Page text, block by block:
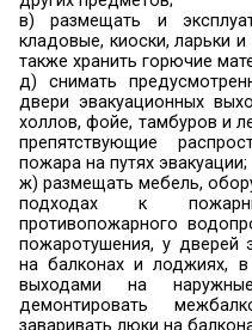
организации
1.3.1. На объекте
(50 и более
местами на этаже
эвакуации людей
эвакуации должны
12.4.026-2015 и ГОСТ
1.3.2. На объекте с
инструкции
о действиях
пожаре, а также
не реже 1 раза в